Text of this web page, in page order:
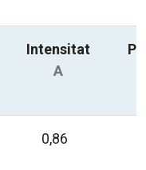
Intensitat
A
0,86